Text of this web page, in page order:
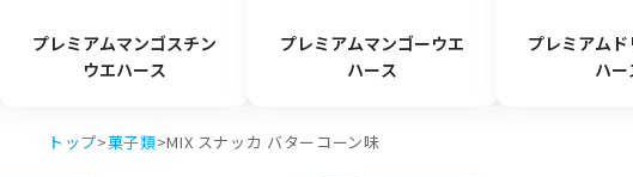
プレミアムマンゴスチン
ウエハース
プレミアムマンゴーウエ
ハース
プレミアム
ハー
トップ>菓子類>MIX スナッカ バターコーン味